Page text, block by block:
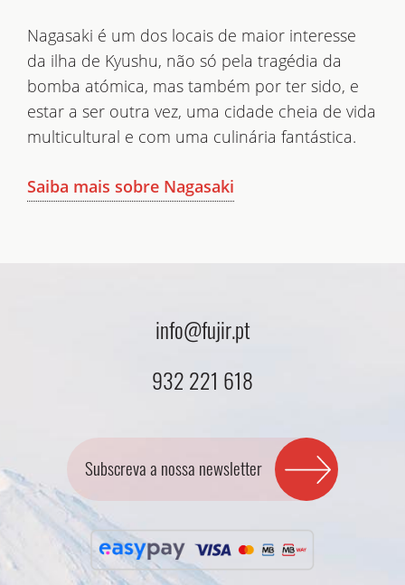
Nagasaki é um dos locais de maior interesse
da ilha de Kyushu, não só pela tragédia da
bomba atómica, mas também por ter sido, e
estar a ser outra vez, uma cidade cheia de vida
multicultural e com uma culinária fantástica.
Saiba mais sobre Nagasaki
info@fujir.pt
932 221 618
Subscreva a nossa newsletter